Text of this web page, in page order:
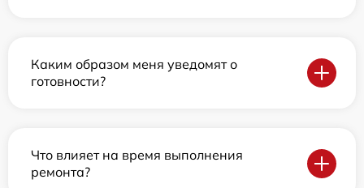
Каким образом меня уведомят о
готовности?
Что влияет на время выполнения
ремонта?